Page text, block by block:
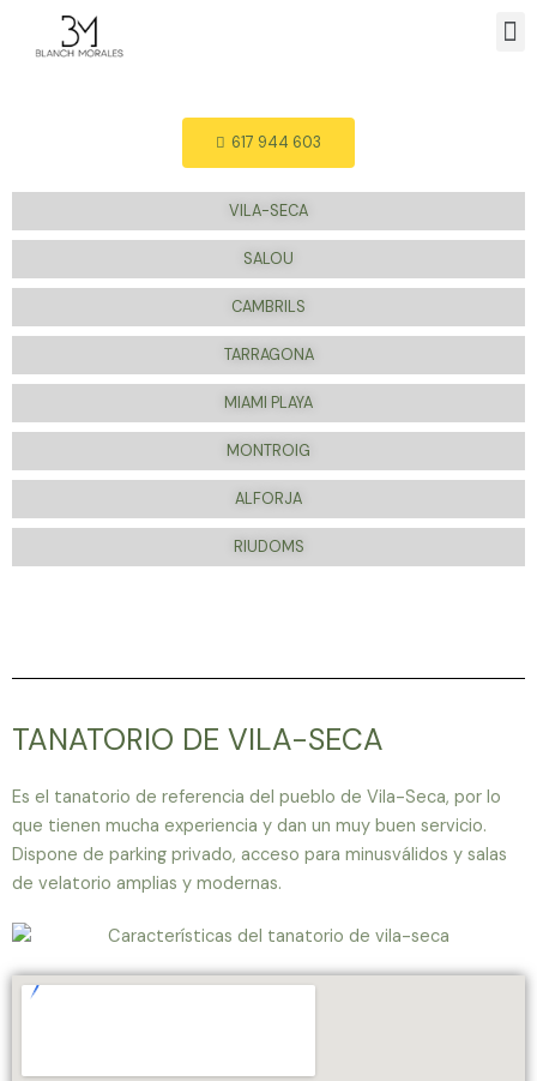
617 944 603
VILA-SECA
SALOU
CAMBRILS
TARRAGONA
MIAMI PLAYA
MONTROIG
ALFORJA
RIUDOMS
TANATORIO DE VILA-SECA
Es el tanatorio de referencia del pueblo de Vila-Seca, por lo
que tienen mucha experiencia y dan un muy buen servicio.
Dispone de parking privado, acceso para minusválidos y salas
de velatorio amplias y modernas.